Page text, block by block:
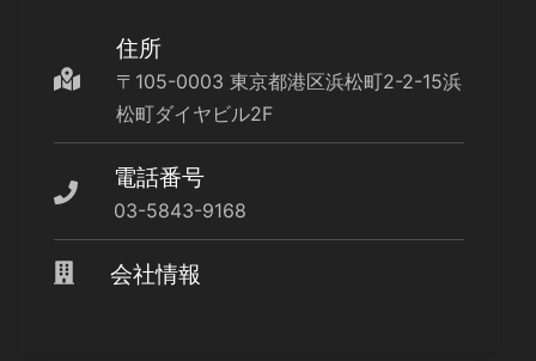
住所
〒105-0003 東京都港区浜松町2-2-15浜
松町ダイヤビル2F
電話番号
03-5843-9168
会社情報